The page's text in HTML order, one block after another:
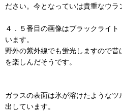
ださい。今となっていは貴重なウラ
４．５番目の画像はブラックライ
います。
野外の紫外線でも蛍光しますので
を楽しんだそうです。
ガラスの表面は氷が溶けたような
出しています。